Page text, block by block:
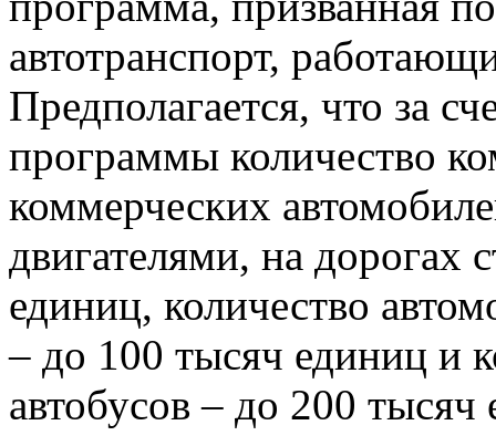
автотранспорт,
Предполагается, что за
программы количество
коммерческих
двигателями, на дорогах
единиц, количество
– до 100 тысяч единиц и
автобусов – до 200 тысяч